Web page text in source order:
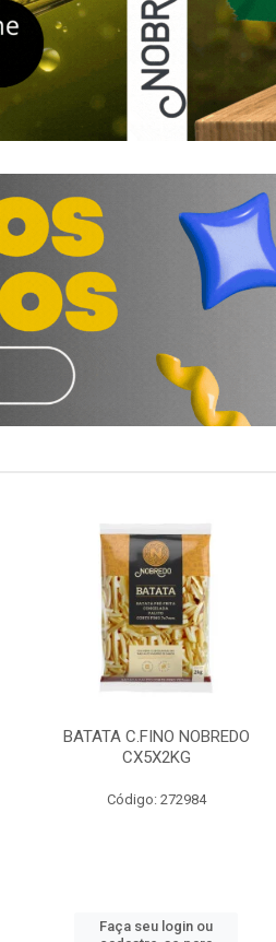
BATATA C.FINO NOBREDO
CX5X2KG
Código: 272984
Faça seu login ou